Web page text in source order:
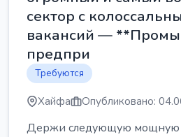
сектор с
вакансий —
предпри
Требуются
Хайфа Опубликовано:
Держи следующую мощную